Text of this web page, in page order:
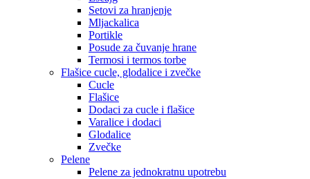
Setovi za hranjenje
Mljackalica
Portikle
Posude za čuvanje hrane
Termosi i termos torbe
Flašice cucle, glodalice i zvečke
Cucle
Flašice
Dodaci za cucle i flašice
Varalice i dodaci
Glodalice
Zvečke
Pelene
Pelene za jednokratnu upotrebu